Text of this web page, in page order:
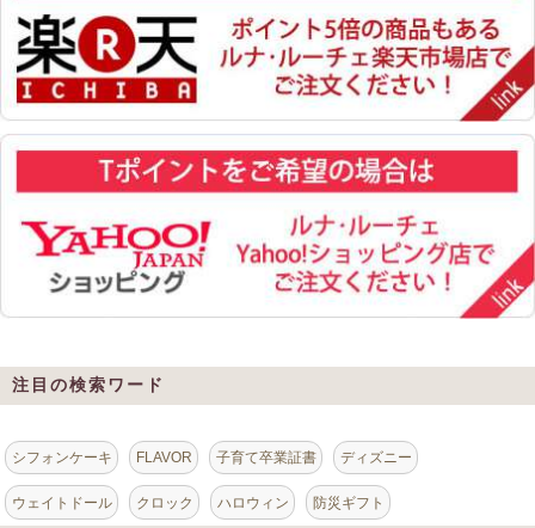
注目の検索ワード
シフォンケーキ FLAVOR 子育て卒業証書 ディズニー
ウェイトドール クロック ハロウィン 防災ギフト